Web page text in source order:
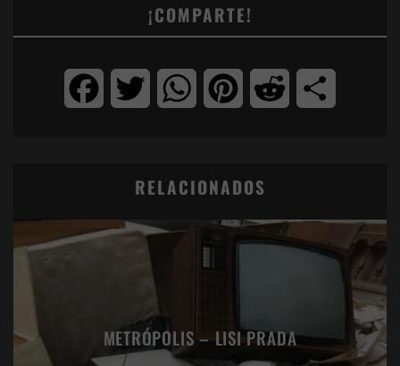
¡COMPARTE!
FacebookTwitter WhatsAppPinterest Reddit
RELACIONADOS
METRÓPOLIS – LISI PRADA